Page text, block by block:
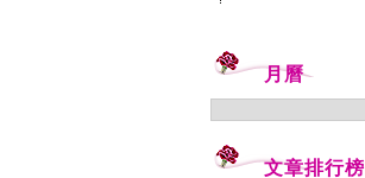
月曆
文章排行榜